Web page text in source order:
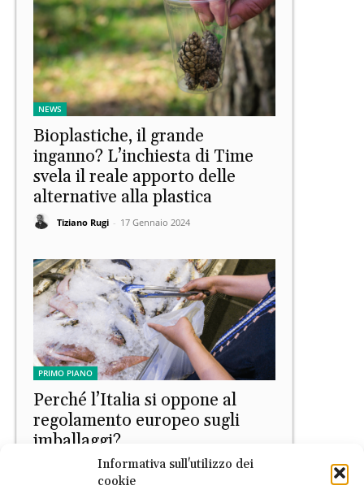
Informativa sull'utilizzo dei
cookie
NEWS
Bioplastiche, il grande
inganno? L’inchiesta di Time
svela il reale apporto delle
alternative alla plastica
Tiziano Rugi - 17 Gennaio 2024
PRIMO PIANO
Perché l’Italia si oppone al
regolamento europeo sugli
imballaggi?
EconomiaCircolare.com - 13 Aprile 2023